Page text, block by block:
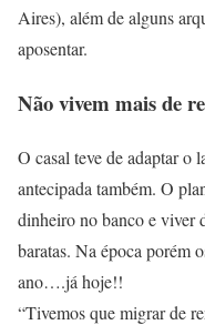
Aires), além de alguns
aposentar.
Não vivem mais de
O casal teve de adaptar o
antecipada também. O
dinheiro no banco e viver
baratas. Na época porém
ano….já hoje!!
“Tivemos que migrar de